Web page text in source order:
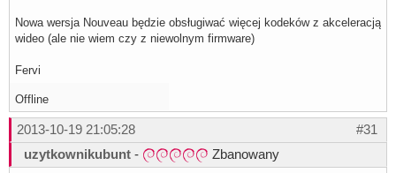
Nowa wersja Nouveau będzie obsługiwać więcej kodeków z akceleracją
wideo (ale nie wiem czy z niewolnym firmware)
Fervi
Offline
#31
2013-10-19 21:05:28
uzytkownikubunt - Zbanowany